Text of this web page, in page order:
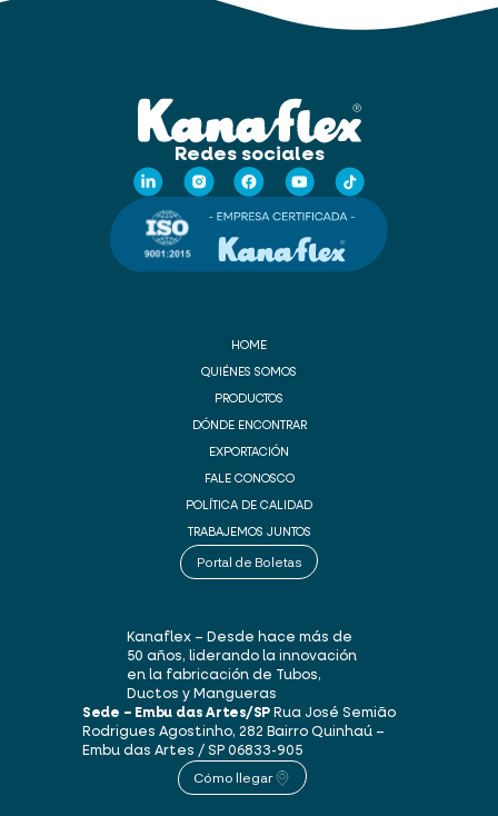
Redes sociales
HOME
QUIÉNES SOMOS
PRODUCTOS
DÓNDE ENCONTRAR
EXPORTACIÓN
FALE CONOSCO
POLÍTICA DE CALIDAD
TRABAJEMOS JUNTOS
Portal de Boletas
Kanaflex – Desde hace más de
50 años, liderando la innovación
en la fabricación de Tubos,
Ductos y Mangueras
Sede – Embu das Artes/SP Rua José Semião
Rodrigues Agostinho, 282 Bairro Quinhaú –
Embu das Artes / SP06833-905
Cómo llegar